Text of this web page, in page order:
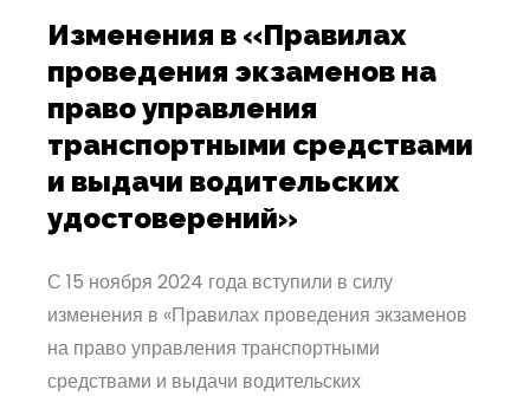
Изменения в «Правилах
проведения экзаменов на
право управления
транспортными средствами
и выдачи водительских
удостоверений»
С 15 ноября 2024 года вступили в силу
изменения в «Правилах проведения экзаменов
на право управления транспортными
средствами и выдачи водительских